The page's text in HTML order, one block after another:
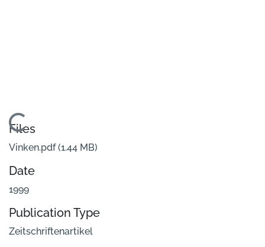
Loading...
Files
Vinken.pdf(1.44 MB)
Date
1999
Publication Type
Zeitschriftenartikel